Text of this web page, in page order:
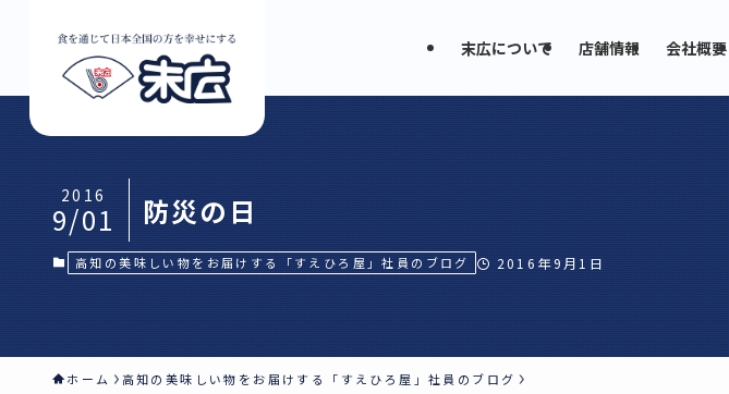
末広について 店舗情報 会社概要
防災の日
2016
9/01
高知の美味しい物をお届けする「すえひろ屋」社員のブログ 2016年9月1日
ホーム 高知の美味しい物をお届けする「すえひろ屋」社員のブログ